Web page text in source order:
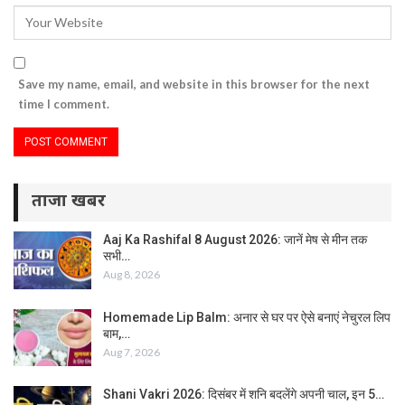
Save my name, email, and website in this browser for the next
time I comment.
ताजा खबर
Aaj Ka Rashifal 8 August 2026: जानें मेष से मीन तक
सभी…
Aug 8, 2026
Homemade Lip Balm: अनार से घर पर ऐसे बनाएं नेचुरल लिप
बाम,…
Aug 7, 2026
Shani Vakri 2026: दिसंबर में शनि बदलेंगे अपनी चाल, इन 5…